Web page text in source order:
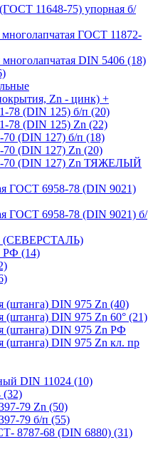
11648-75) упорная б/
ГОСТ 11872-
DIN 5406 (18)
Zn - цинк) +
78 (DIN 125) б/п (20)
78 (DIN 125) Zn (22)
(DIN 127) б/п (18)
(DIN 127) Zn (20)
70 (DIN 127) Zn ТЯЖЕЛЫЙ
ГОСТ 6958-78 (DIN 9021)
ГОСТ 6958-78 (DIN 9021) б/
(СЕВЕРСТАЛЬ)
РФ (14)
(штанга) DIN 975 Zn (40)
(штанга) DIN 975 Zn 60° (21)
(штанга) DIN 975 Zn РФ
(штанга) DIN 975 Zn кл. пр
DIN 11024 (10)
79 Zn (50)
79 б/п (55)
8787-68 (DIN 6880) (31)